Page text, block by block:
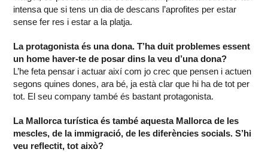
intensa que si tens un dia de descans l’aprofites per estar
sense fer res i estar a la platja.
La protagonista és una dona. T’ha duit problemes essent
un home haver-te de posar dins la veu d’una dona?
L’he feta pensar i actuar així com jo crec que pensen i actuen
segons quines dones, ara bé, ja està clar que hi ha de tot per
tot. El seu company també és bastant protagonista.
La Mallorca turística és també aquesta Mallorca de les
mescles, de la immigració, de les diferències socials. S’hi
veu reflectit, tot això?